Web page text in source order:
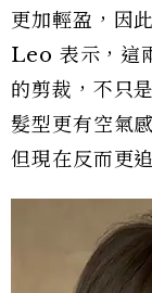
更加輕盈，因
Leo 表示，這
的剪裁，不只
髮型更有空氣
但現在反而更